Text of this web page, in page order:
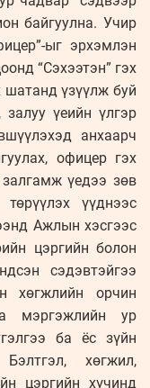
байгуулна. Учир
ыг эрхэмлэн
“Сэхээтэн” гэх
шатанд үзүүлж буй
үеийн үлгэр
анхаарч
офицер гэх
үедээ зөв
үүднээс
Ажлын хэсгээс
цэргийн болон
сэдэвтэйгээ
хөгжлийн орчин
мэргэжлийн ур
ба ёс зүйн
хөгжил,
цэргийн хүчинд